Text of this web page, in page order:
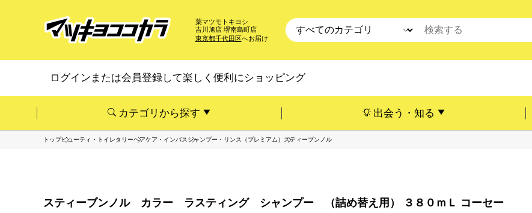
薬マツモトキヨシ
吉川旭店 堺南島町店
東京都千代田区へお届け
ログインまたは会員登録して楽しく便利にショッピング
カテゴリから探す 出会う・知る
トップビューティ・トイレタリーヘアケア・インバス シャンプー・リンス（プレミアム） スティーブンノル
スティーブンノル カラー ラスティング シャンプー （詰め替え用） ３８０ｍＬ コーセー